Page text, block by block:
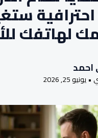
لهاتفك
25, 2026